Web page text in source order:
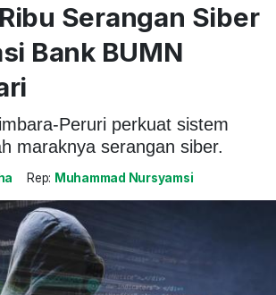
Serangan Siber
Bank BUMN
Peruri perkuat sistem
maraknya serangan siber.
Rep: Muhammad Nursyamsi